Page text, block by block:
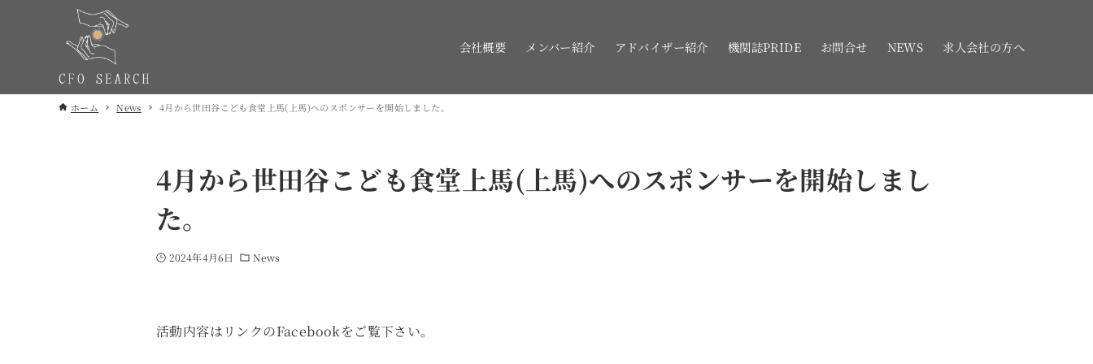
会社概要 メンバー紹介 アドバイザー紹介 機関誌PRIDE お問合せ NEWS 求人会社の方へ
ホーム News 4月から世田谷こども食堂上馬(上馬)へのスポンサーを開始しました。
4月から世田谷こども食堂上馬(上馬)へのスポンサーを開始しまし
た。
2024年4月6日 News
活動内容はリンクのFacebookをご覧下さい。